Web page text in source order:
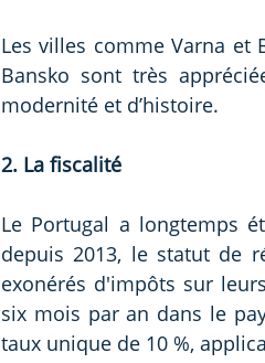
Les villes comme Varna et
Bansko sont très
modernité et d’histoire.
2. La fiscalité
Le Portugal a longtemps
depuis 2013, le statut de
exonérés d'impôts sur
six mois par an dans le
taux unique de 10 %,